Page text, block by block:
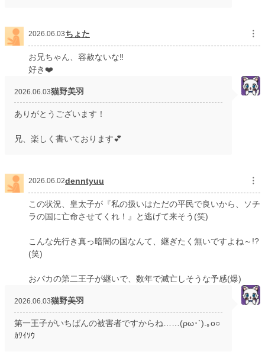
2026.06.03ちょた ︙
お兄ちゃん、容赦ないな‼️
好き❤️
2026.06.03猫野美羽
ありがとうございます！
兄、楽しく書いております💕
2026.06.02denntyuu ︙
この状況、皇太子が『私の扱いはただの平民で良いから、ソチ
ラの国に亡命させてくれ！』と逃げて来そう(笑)
こんな先行き真っ暗闇の国なんて、継ぎたく無いですよね～!?
(笑)
おバカの第二王子が継いで、数年で滅亡しそうな予感(爆)
2026.06.03猫野美羽
第一王子がいちばんの被害者ですからね……(ρω･`).｡o○
ｶﾜｲｿｳ